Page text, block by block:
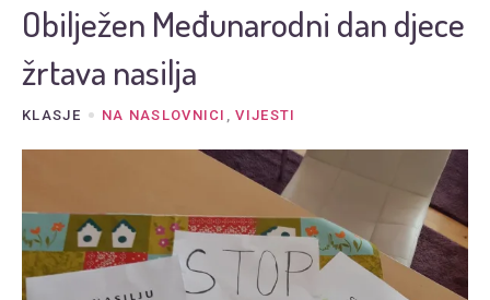
Obilježen Međunarodni dan djece
žrtava nasilja
KLASJE NA NASLOVNICI ,VIJESTI